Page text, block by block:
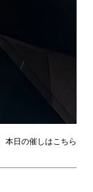
本日の催しはこちら